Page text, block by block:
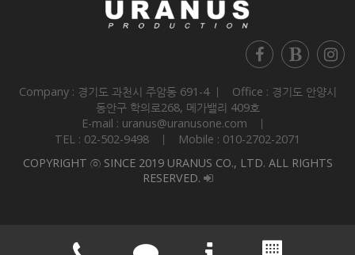
Company : 경기도 과천시 주암동 691-4 ㅣ Office : 경기도 안양시
동안구 학의로268, 메가밸리 409호
E-mail : uranus@uranusone.com ㅣ
TEL : 02-502-9498 ㅣ Mobile : 010-2702-2071
COPYRIGHT ⓒ SINCE 2019 URANUS CO., LTD. ALL RIGHTS
RESERVED.